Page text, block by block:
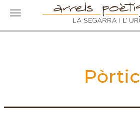
Toggle navigation
Pòrtic